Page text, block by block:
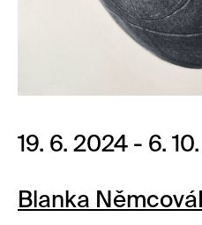
19. 6. 2024 - 6.
Blanka Němcová